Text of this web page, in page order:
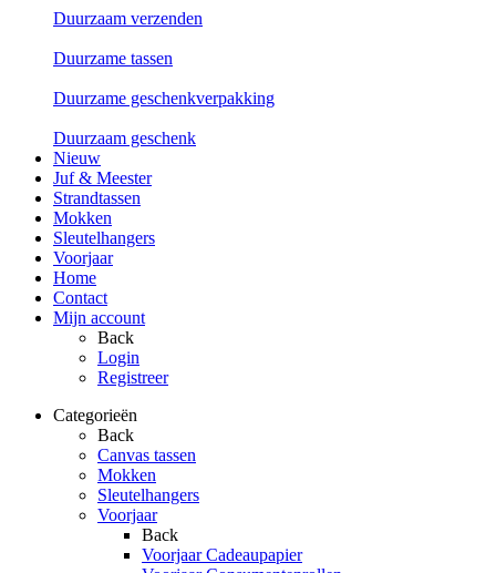
Duurzaam verzenden
Duurzame tassen
Duurzame geschenkverpakking
Duurzaam geschenk
Nieuw
Juf & Meester
Strandtassen
Mokken
Sleutelhangers
Voorjaar
Home
Contact
Mijn account
Back
Login
Registreer
Categorieën
Back
Canvas tassen
Mokken
Sleutelhangers
Voorjaar
Back
Voorjaar Cadeaupapier